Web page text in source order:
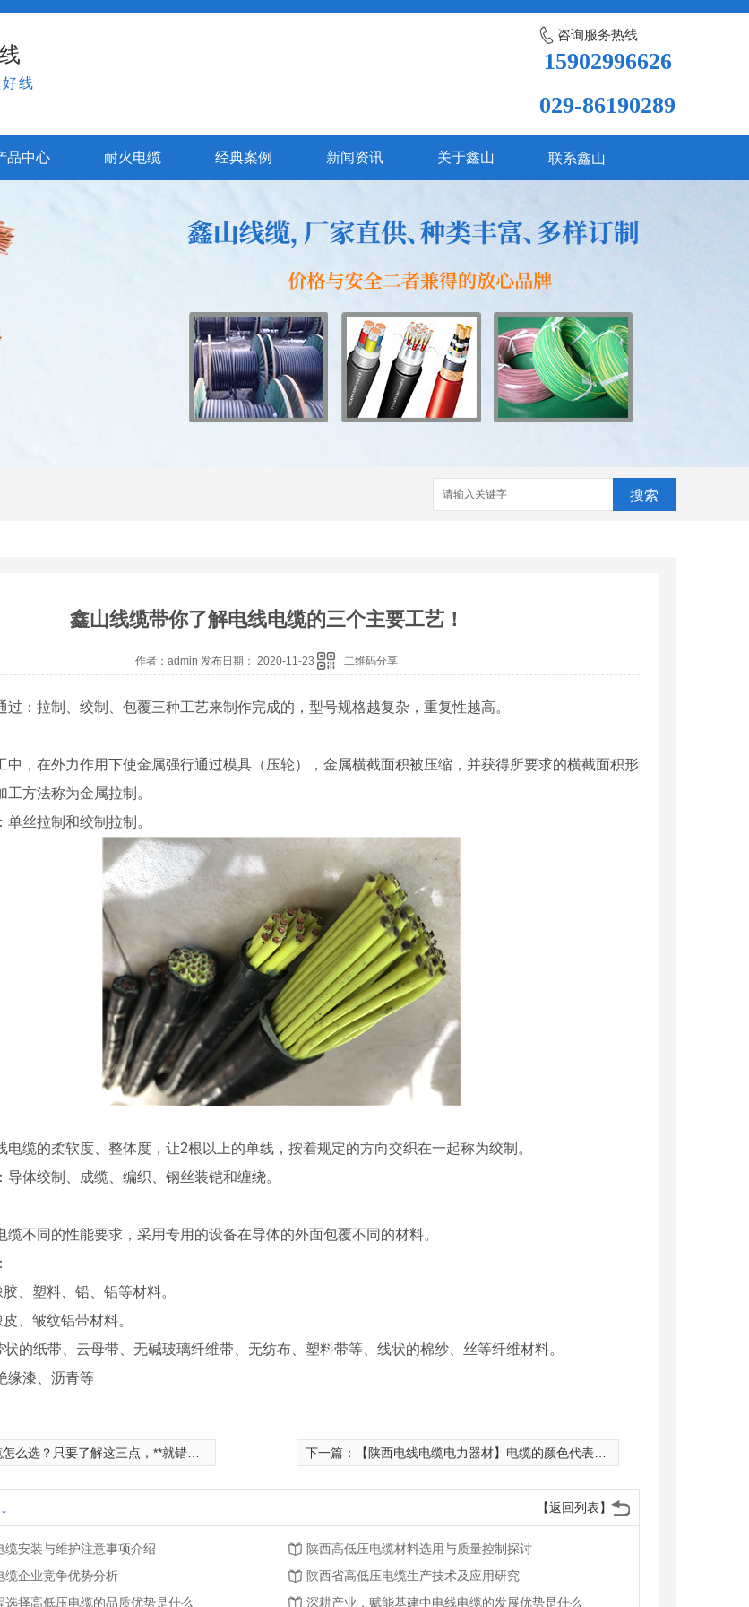
线
咨询服务热线
15902996626
029-86190289
品中心 耐火电缆 经典案例 新闻资讯 关于鑫山 联系鑫山
搜索
鑫山线缆带你了解电线电缆的三个主要工艺！
作者：admin 发布日期： 2020-11-23 二维码分享
过：拉制、绞制、包覆三种工艺来制作完成的，型号规格越复杂，重复性越高。
中，在外力作用下使金属强行通过模具（压轮），金属横截面积被压缩，并获得所要求的横截面积形
方法称为金属拉制。
单丝拉制和绞制拉制。
电缆的柔软度、整体度，让2根以上的单线，按着规定的方向交织在一起称为绞制。
导体绞制、成缆、编织、钢丝装铠和缠绕。
缆不同的性能要求，采用专用的设备在导体的外面包覆不同的材料。
、塑料、铅、铝等材料。
、皱纹铝带材料。
的纸带、云母带、无碱玻璃纤维带、无纺布、塑料带等、线状的棉纱、丝等纤维材料。
缘漆、沥青等
么选？只要了解这三点，**就错不了！ 下一篇： 【陕西电线电缆电力器材】电缆的颜色代表什么？高层建筑电线电缆消防配电方案有要求?
【返回列表】
缆安装与维护注意事项介绍
陕西高低压电缆材料选用与质量控制探讨
缆企业竞争优势分析
陕西省高低压电缆生产技术及应用研究
选择高低压电缆的品质优势是什么
深耕产业，赋能基建中电线电缆的发展优势是什么